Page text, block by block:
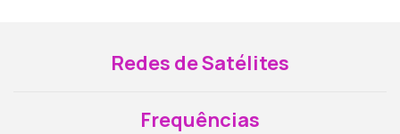
Redes de Satélites
Frequências